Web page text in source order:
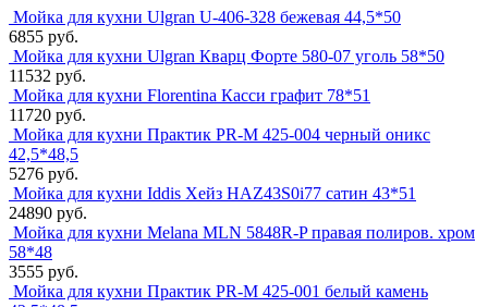
Мойка для кухни Ulgran U-406-328 бежевая 44,5*50
6855 руб.
Мойка для кухни Ulgran Кварц Форте 580-07 уголь 58*50
11532 руб.
Мойка для кухни Florentina Касси графит 78*51
11720 руб.
Мойка для кухни Практик PR-M 425-004 черный оникс
42,5*48,5
5276 руб.
Мойка для кухни Iddis Хейз HAZ43S0i77 сатин 43*51
24890 руб.
Мойка для кухни Melana MLN 5848R-P правая полиров. хром
58*48
3555 руб.
Мойка для кухни Практик PR-M 425-001 белый камень